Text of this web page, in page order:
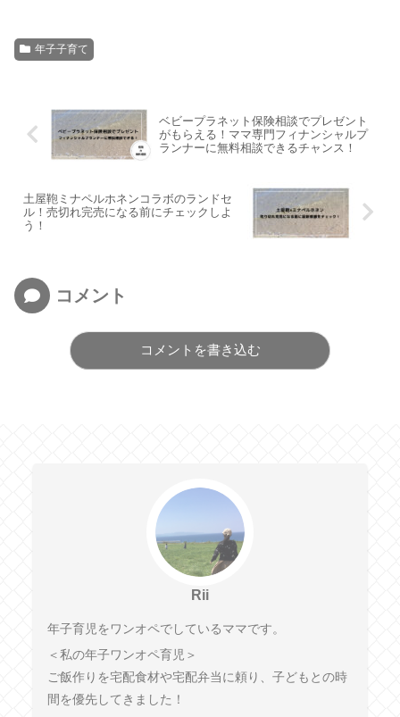
年子子育て
ベビープラネット保険相談でプレゼント
がもらえる！ママ専門フィナンシャルプ
ランナーに無料相談できるチャンス！
土屋鞄ミナペルホネンコラボのランドセ
ル！売切れ完売になる前にチェックしよ
う！
コメント
コメントを書き込む
Rii
年子育児をワンオペでしているママです。
＜私の年子ワンオペ育児＞
ご飯作りを宅配食材や宅配弁当に頼り、子どもとの時
間を優先してきました！